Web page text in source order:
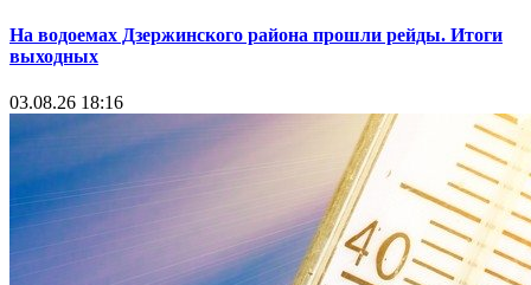
На водоемах Дзержинского района прошли рейды. Итоги
выходных
03.08.26 18:16